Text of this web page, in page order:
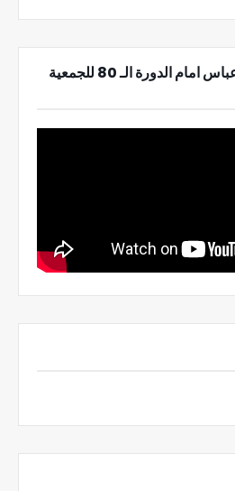
خطاب الرئيس محمود عباس امام الدورة الـ 80 للجمعية